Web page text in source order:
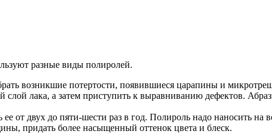
разные виды полиролей.
возникшие потертости, появившиеся царапины и
лака, а затем приступить к выравниванию дефектов.
от двух до пяти-шести раз в год. Полироль надо наносить на
придать более насыщенный оттенок цвета и блеск.